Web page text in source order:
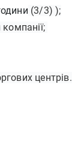
(3/3) );
центрів.